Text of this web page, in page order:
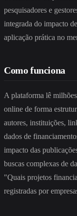
pesquisadores e
integrada do impacto
aplicação prática no
Como funciona
A plataforma lê
online de forma
autores, instituições,
dados de
impacto das
buscas complexas de
"Quais projetos
registradas por